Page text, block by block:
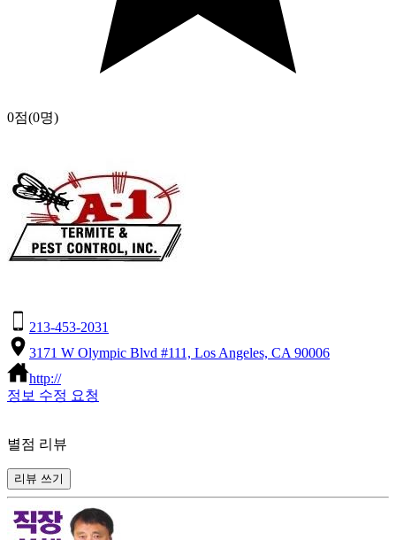
0점(0명)
213-453-2031
3171 W Olympic Blvd #111, Los Angeles, CA 90006
http://
정보 수정 요청
별점 리뷰
리뷰 쓰기